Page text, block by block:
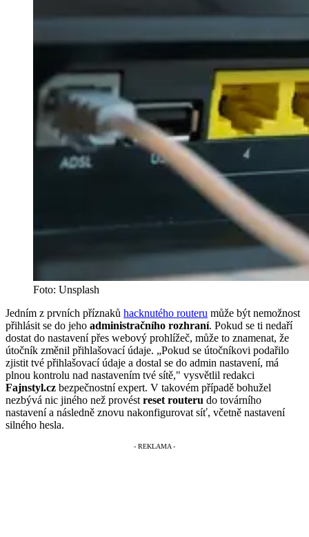
Foto: Unsplash
Jedním z prvních příznaků hacknutého routeru může být nemožnost
přihlásit se do jeho administračního rozhraní. Pokud se ti nedaří
dostat do nastavení přes webový prohlížeč, může to znamenat, že
útočník změnil přihlašovací údaje. „Pokud se útočníkovi podařilo
zjistit tvé přihlašovací údaje a dostal se do admin nastavení, má
plnou kontrolu nad nastavením tvé sítě," vysvětlil redakci
Fajnstyl.cz bezpečnostní expert. V takovém případě bohužel
nezbývá nic jiného než provést reset routeru do továrního
nastavení a následně znovu nakonfigurovat síť, včetně nastavení
silného hesla.